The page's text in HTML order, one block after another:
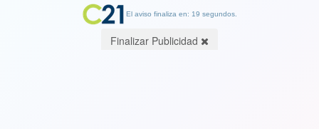
El aviso finaliza en: 19 segundos.
Finalizar Publicidad